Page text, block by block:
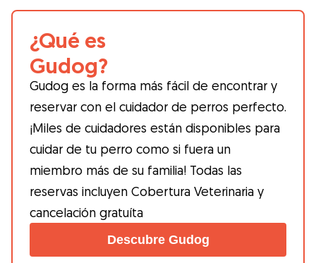
¿Qué es
Gudog?
Gudog es la forma más fácil de encontrar y
reservar con el cuidador de perros perfecto.
¡Miles de cuidadores están disponibles para
cuidar de tu perro como si fuera un
miembro más de su familia! Todas las
reservas incluyen Cobertura Veterinaria y
cancelación gratuíta
Descubre Gudog